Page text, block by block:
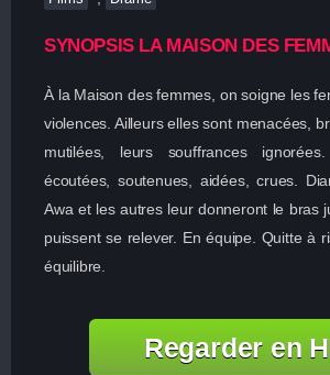
SYNOPSIS LA MAISON DES
À la Maison des femmes, on soigne les
violences. Ailleurs elles sont menacées,
mutilées, leurs souffrances
écoutées, soutenues, aidées, crues.
Awa et les autres leur donneront le bras
puissent se relever. En équipe. Quitte à
équilibre.
Regarder en